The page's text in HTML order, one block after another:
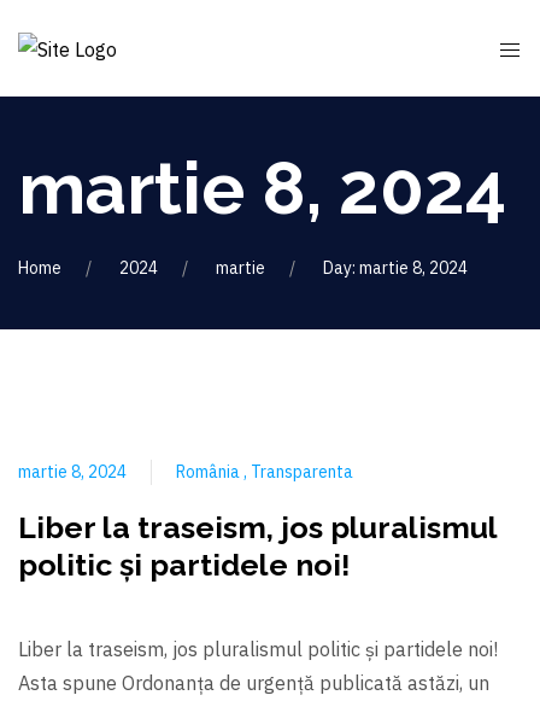
martie 8, 2024
Home 2024 martie Day: martie 8, 2024
martie 8, 2024 România Transparenta
Liber la traseism, jos pluralismul
politic şi partidele noi!
Liber la traseism, jos pluralismul politic şi partidele noi!
Asta spune Ordonanța de urgență publicată astăzi, un